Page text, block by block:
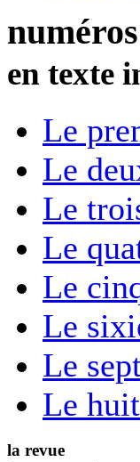
numéros
en texte
Le
Le
Le
Le
Le
Le
Le
Le
la revue